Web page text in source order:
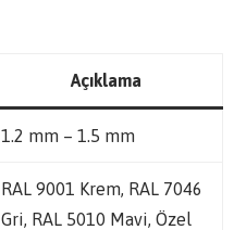
Açıklama
1.2 mm – 1.5 mm
RAL 9001 Krem, RAL 7046
Gri, RAL 5010 Mavi, Özel